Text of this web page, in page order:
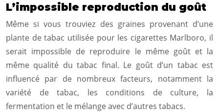
L’impossible reproduction du goût
Même si vous trouviez des graines provenant d’une
plante de tabac utilisée pour les cigarettes Marlboro, il
serait impossible de reproduire le même goût et la
même qualité du tabac final. Le goût d’un tabac est
influencé par de nombreux facteurs, notamment la
variété de tabac, les conditions de culture, la
fermentation et le mélange avec d’autres tabacs.